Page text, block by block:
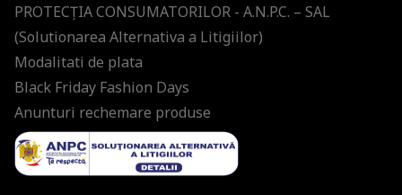
PROTECŢIA CONSUMATORILOR - A.N.P.C. – SAL
(Solutionarea Alternativa a Litigiilor)
Modalitati de plata
Black Friday Fashion Days
Anunturi rechemare produse